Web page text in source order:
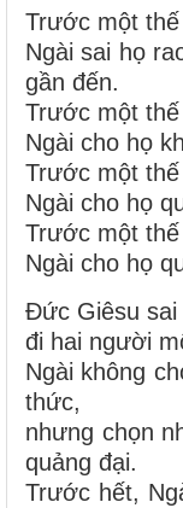
Trước một
Ngài sai họ
gần đến.
Trước một
Ngài cho họ
Trước một
Ngài cho họ
Trước một
Ngài cho họ
Ðức Giêsu sai
đi hai người
Ngài không
thức,
nhưng chọn
quảng đại.
Trước hết,